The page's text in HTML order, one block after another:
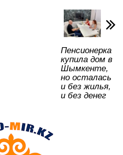
Пенсионерка
купила дом в
Шымкенте,
но осталась
и без жилья,
и без денег